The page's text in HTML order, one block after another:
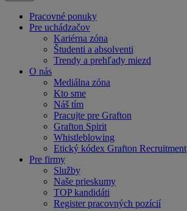
Pracovné ponuky
Pre uchádzačov
Kariérna zóna
Študenti a absolventi
Trendy a prehľady miezd
O nás
Mediálna zóna
Kto sme
Náš tím
Pracujte pre Grafton
Grafton Spirit
Whistleblowing
Etický kódex Grafton Recruitment
Pre firmy
Služby
Naše prieskumy
TOP kandidáti
Register pracovných pozícií